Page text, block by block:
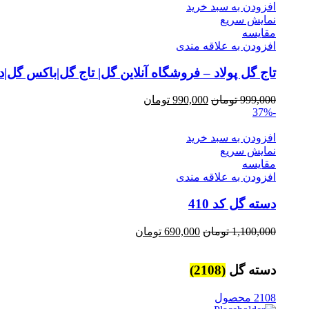
1,100,000 تومان.افزودن به سبد خرید
نمایش سریع
مقايسه
افزودن به علاقه مندی
تاج گل پولاد – فروشگاه آنلاین گل| تاج گل|باکس
999,000 تومان Original
999,000 تومان.
990,000 تومان
-37%
افزودن به سبد خرید
نمایش سریع
مقايسه
افزودن به علاقه مندی
دسته گل کد 410
1,100,000 تومان Original
1,100,000 تومان.
690,000 تومان
دسته گل (2108)
2108 محصول